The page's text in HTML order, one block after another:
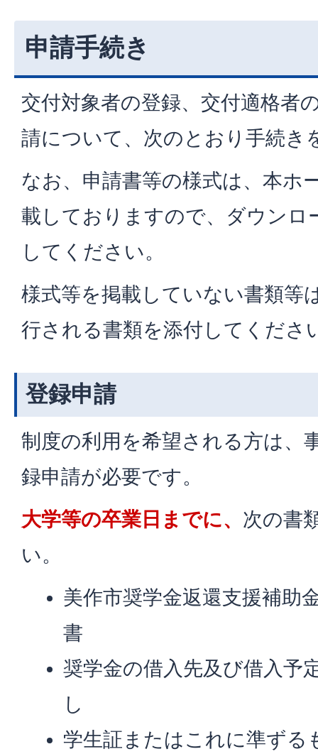
申請手続き
交付対象者の登録、交付適格者
請について、次のとおり手続き
なお、申請書等の様式は、本ホ
載しておりますので、ダウンロ
してください。
様式等を掲載していない書類等
行される書類を添付してくださ
登録申請
制度の利用を希望される方は、
録申請が必要です。
大学等の卒業日までに、 次の書
い。
美作市奨学金返還支援補助
書
奨学金の借入先及び借入予
し
学生証またはこれに準ずる